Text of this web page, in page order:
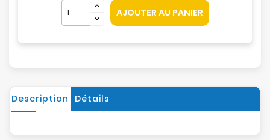
AJOUTER AU PANIER
Description Détails